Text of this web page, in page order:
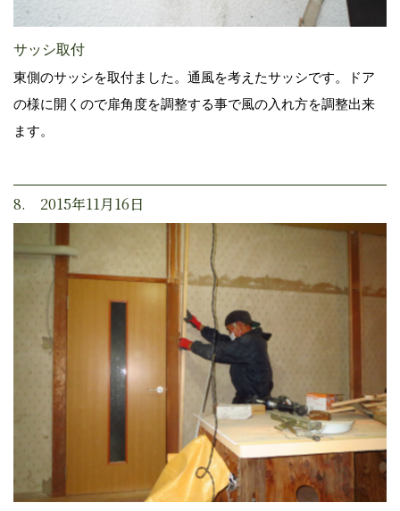
サッシ取付
東側のサッシを取付ました。通風を考えたサッシです。ドア
の様に開くので扉角度を調整する事で風の入れ方を調整出来
ます。
8. 2015年11月16日